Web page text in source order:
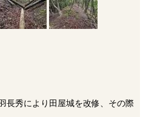
長秀により田屋城を改修、その際